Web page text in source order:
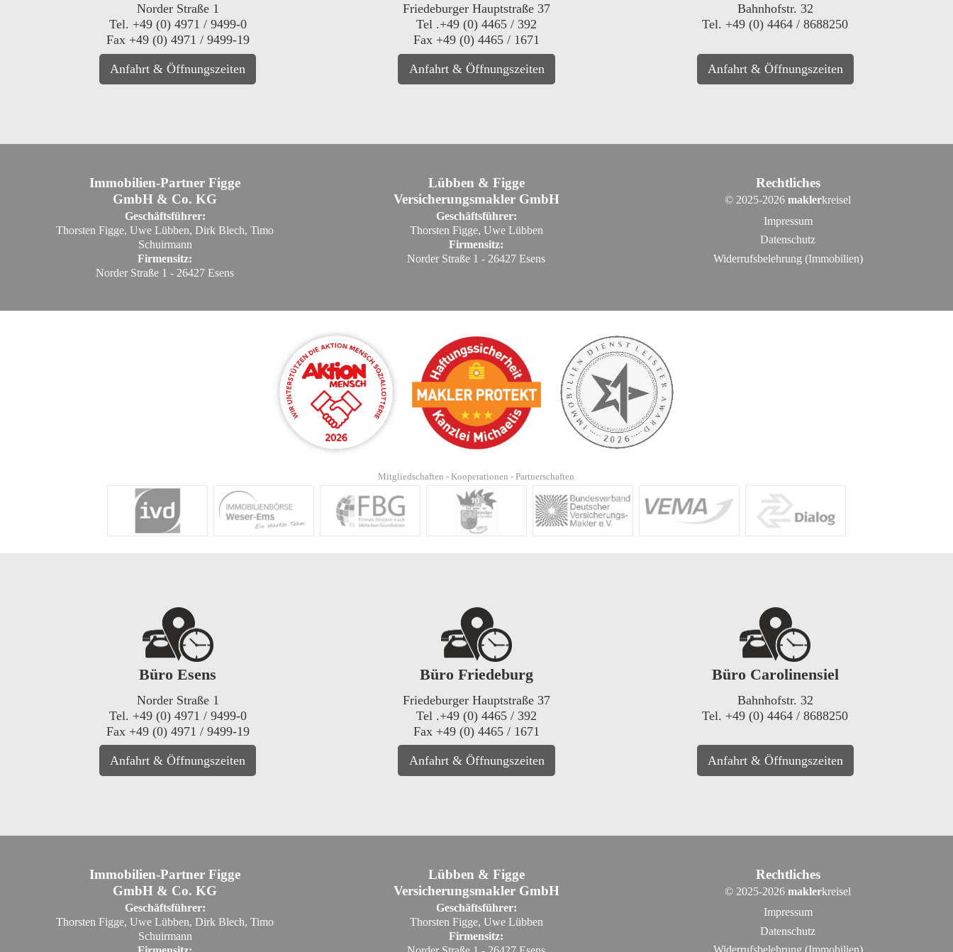
Norder Straße 1
Tel. +49 (0) 4971 / 9499-0
Fax +49 (0) 4971 / 9499-19
Anfahrt & Öffnungszeiten
Friedeburger Hauptstraße 37
Tel .+49 (0) 4465 / 392
Fax +49 (0) 4465 / 1671
Anfahrt & Öffnungszeiten
Bahnhofstr. 32
Tel. +49 (0) 4464 / 8688250
Anfahrt & Öffnungszeiten
Immobilien-Partner Figge
GmbH & Co. KG
Geschäftsführer:
Thorsten Figge, Uwe Lübben, Dirk Blech, Timo
Schuirmann
Firmensitz:
Norder Straße 1 - 26427 Esens
Lübben & Figge
Versicherungsmakler GmbH
Geschäftsführer:
Thorsten Figge, Uwe Lübben
Firmensitz:
Norder Straße 1 - 26427 Esens
Rechtliches
© 2025-2026maklerkreisel
Impressum
Datenschutz
Widerrufsbelehrung (Immobilien)
Mitgliedschaften - Kooperationen - Partnerschaften
Büro Esens
Norder Straße 1
Tel. +49 (0) 4971 / 9499-0
Fax +49 (0) 4971 / 9499-19
Anfahrt & Öffnungszeiten
Büro Friedeburg
Friedeburger Hauptstraße 37
Tel .+49 (0) 4465 / 392
Fax +49 (0) 4465 / 1671
Anfahrt & Öffnungszeiten
Büro Carolinensiel
Bahnhofstr. 32
Tel. +49 (0) 4464 / 8688250
Anfahrt & Öffnungszeiten
Immobilien-Partner Figge
GmbH & Co. KG
Geschäftsführer:
Thorsten Figge, Uwe Lübben, Dirk Blech, Timo
Schuirmann
Lübben & Figge
Versicherungsmakler GmbH
Geschäftsführer:
Thorsten Figge, Uwe Lübben
Firmensitz:
Rechtliches
© 2025-2026maklerkreisel
Impressum
Datenschutz